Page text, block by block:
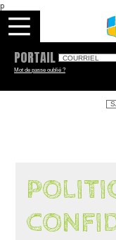
p
PORTAIL
Mot de passe oublié ?